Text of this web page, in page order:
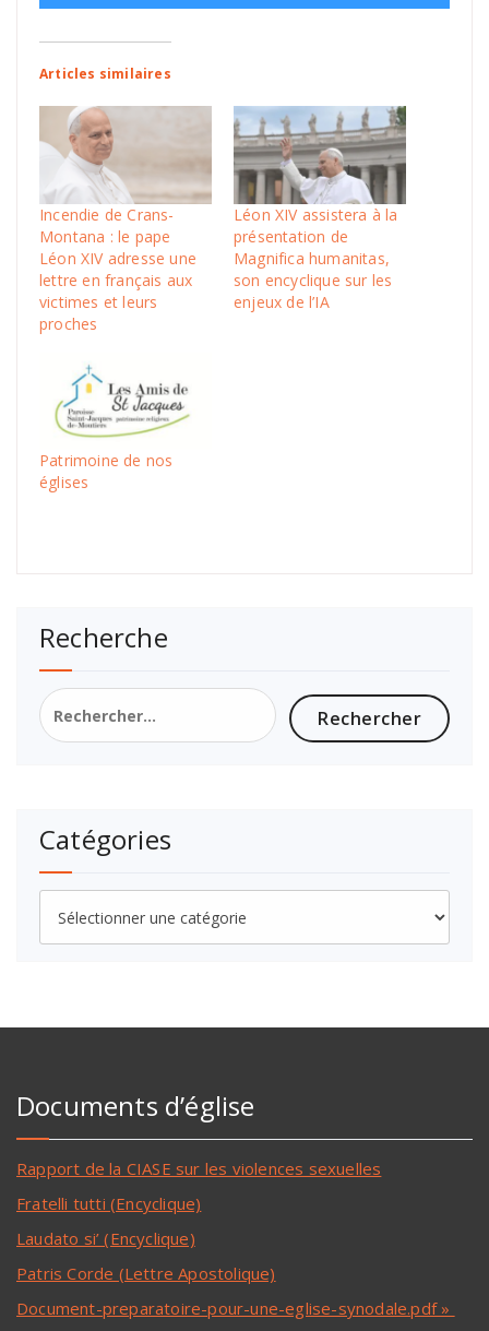
Articles similaires
Incendie de Crans-
Montana : le pape
Léon XIV adresse une
lettre en français aux
victimes et leurs
proches
Léon XIV assistera à la
présentation de
Magnifica humanitas,
son encyclique sur les
enjeux de l’IA
Patrimoine de nos
églises
Recherche
Catégories
Documents d’église
Rapport de la CIASE sur les violences sexuelles
Fratelli tutti (Encyclique)
Laudato si’ (Encyclique)
Patris Corde (Lettre Apostolique)
Document-preparatoire-pour-une-eglise-synodale.pdf »